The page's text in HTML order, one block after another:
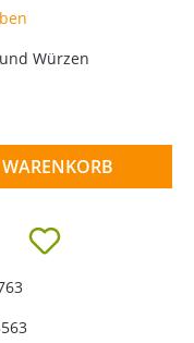
5 Sternen
Würzen
gewünschten